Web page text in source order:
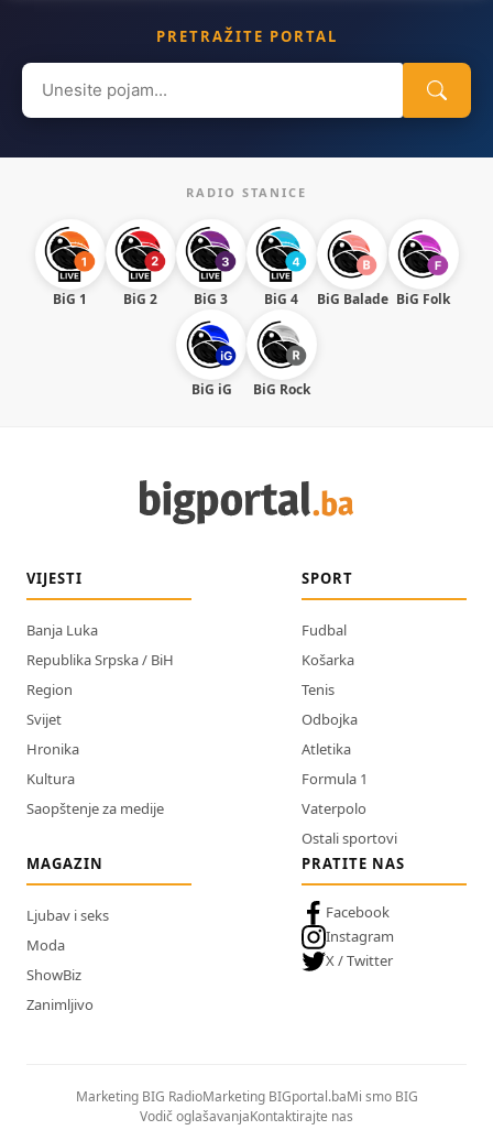
PRETRAŽITE PORTAL
Search
for:
RADIO STANICE
BiG 1 BiG 2 BiG 3 BiG 4 BiG Balade BiG Folk
BiG iG BiG Rock
VIJESTI
Banja Luka
Republika Srpska / BiH
Region
Svijet
Hronika
Kultura
Saopštenje za medije
SPORT
Fudbal
Košarka
Tenis
Odbojka
Atletika
Formula 1
Vaterpolo
Ostali sportovi
MAGAZIN
Ljubav i seks
Moda
ShowBiz
Zanimljivo
PRATITE NAS
Facebook
Instagram
X / Twitter
Marketing BIG RadioMarketing BIGportal.baMi smo BIG
Vodič oglašavanjaKontaktirajte nas